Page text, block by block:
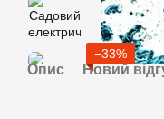
−33%
Опис Новий